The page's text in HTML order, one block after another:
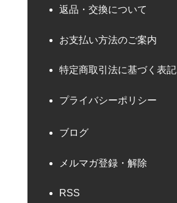
返品・交換について
お支払い方法のご案内
特定商取引法に基づく表記
プライバシーポリシー
ブログ
メルマガ登録・解除
RSS